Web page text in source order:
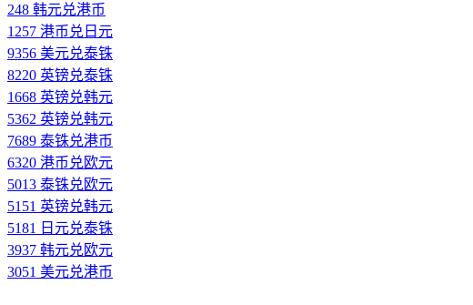
248 韩元兑港币
1257 港币兑日元
9356 美元兑泰铢
8220 英镑兑泰铢
1668 英镑兑韩元
5362 英镑兑韩元
7689 泰铢兑港币
6320 港币兑欧元
5013 泰铢兑欧元
5151 英镑兑韩元
5181 日元兑泰铢
3937 韩元兑欧元
3051 美元兑港币